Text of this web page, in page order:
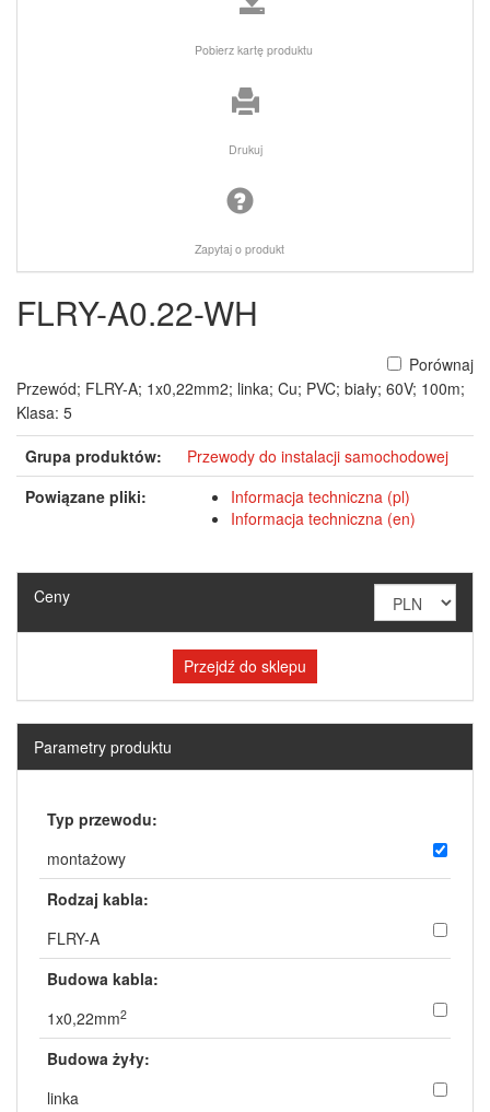
Pobierz kartę produktu
Drukuj
Zapytaj o produkt
FLRY-A0.22-WH
Porównaj
Przewód; FLRY-A; 1x0,22mm2; linka; Cu; PVC; biały; 60V; 100m;
Klasa: 5
Grupa produktów:
Przewody do instalacji samochodowej
Powiązane pliki:
Informacja techniczna (pl)
Informacja techniczna (en)
Ceny
Przejdź do sklepu
Parametry produktu
Typ przewodu:
montażowy
Rodzaj kabla:
FLRY-A
Budowa kabla:
1x0,22mm2
Budowa żyły:
linka